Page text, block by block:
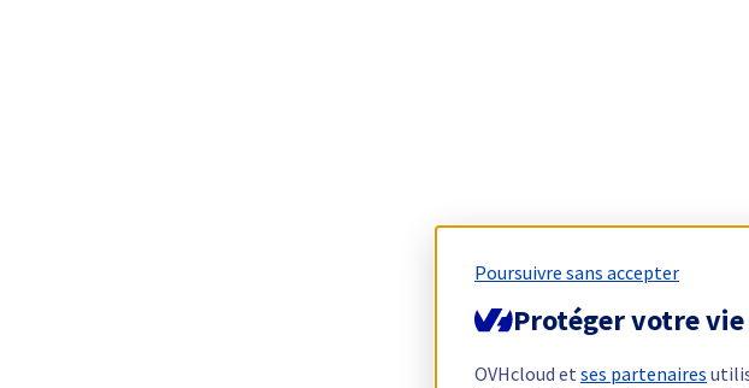
Poursuivre sans accepter
Protéger votre
OVHcloud et ses partenaires